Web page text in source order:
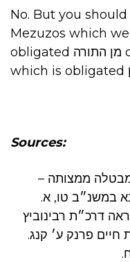
No. But you
Mezuzos which
obligated מן התורה do not go on a doorway
Sources:
ממצותה –
במשנ״ב טו, א.
דרכ״ת רבינוביץ
חיים פרנק ע׳ קנג.